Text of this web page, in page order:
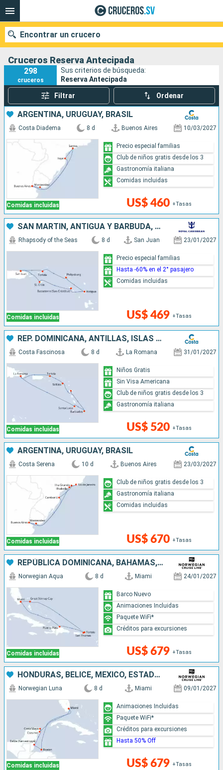
Encontrar un crucero
Nuestros destinos
Fecha de salida
Buscar
Cruceros Reserva Antecipada
298
cruceros
Sus criterios de búsqueda:
Reserva Antecipada
Filtrar Ordenar
ARGENTINA, URUGUAY, BRASIL
Comidas incluidas
Costa Diadema 8 d Buenos Aires 10/03/2027
US$ 460 +Tasas
Precio especial familias
Club de niños gratis desde los 3
Gastronomía italiana
Comidas incluidas
SAN MARTÍN, ANTIGUA Y BARBUDA, PUERTO RICO
Comidas incluidas
Rhapsody of the Seas 8 d San Juan 23/01/2027
US$ 469 +Tasas
Precio especial familias
Hasta -60% en el 2° pasajero
Comidas incluidas
REP. DOMINICANA, ANTILLAS, ISLAS VÍRGENES
Comidas incluidas
Costa Fascinosa 8 d La Romana 31/01/2027
US$ 520 +Tasas
Niños Gratis
Sin Visa Americana
Club de niños gratis desde los 3
Gastronomía italiana
ARGENTINA, URUGUAY, BRASIL
Comidas incluidas
Costa Serena 10 d Buenos Aires 23/03/2027
US$ 670 +Tasas
Club de niños gratis desde los 3
Gastronomía italiana
Comidas incluidas
REPÚBLICA DOMINICANA, BAHAMAS, ESTADOS UNIDOS
Comidas incluidas
Norwegian Aqua 8 d Miami 24/01/2027
US$ 679 +Tasas
Barco Nuevo
Animaciones Incluidas
Paquete WiFi*
Créditos para excursiones
HONDURAS, BELICE, MÉXICO, ESTADOS UNIDOS
Comidas incluidas
Norwegian Luna 8 d Miami 09/01/2027
US$ 679 +Tasas
Animaciones Incluidas
Paquete WiFi*
Créditos para excursiones
Hasta 50% Off